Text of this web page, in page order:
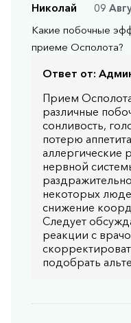
Николай
09
Какие побочные
приеме Осполота?
Ответ от:
Прием
различные
сонливость,
потерю
аллергические
нервной
некоторых
снижение
Следует
реакции с
подобрать